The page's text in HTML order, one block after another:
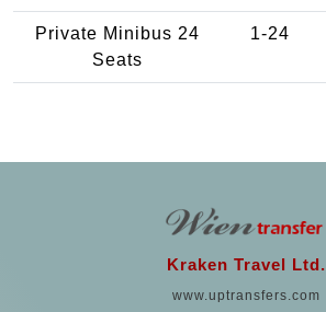
Private Minibus 24
Seats
1-24
Kraken Travel Ltd.
www.uptransfers.com